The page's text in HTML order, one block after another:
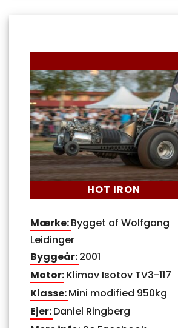
HOT IRON
Mærke:Bygget af Wolfgang
Leidinger
Byggeår:2001
Motor: Klimov Isotov TV3-117
Klasse:Mini modified 950kg
Ejer:Daniel Ringberg